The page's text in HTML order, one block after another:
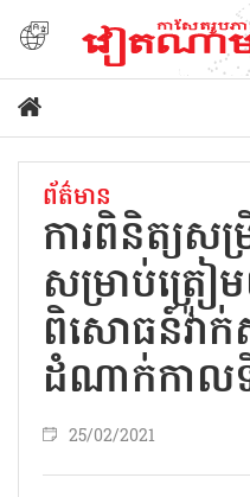
ព័ត៌មាន
ការពិនិត្យស
សម្រាប់ត្រៀម
ពិសោធន៍វ៉ា
ដំណាក់កាល
25/02/2021